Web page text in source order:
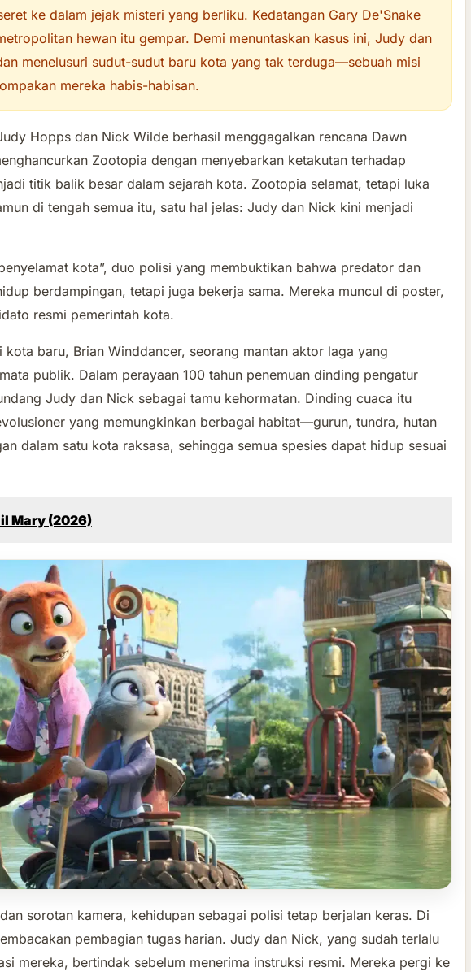
ke dalam jejak misteri yang berliku. Kedatangan Gary De'Snake
hewan itu gempar. Demi menuntaskan kasus ini, Judy dan
menelusuri sudut-sudut baru kota yang tak terduga—sebuah misi
mereka habis-habisan.
Hopps dan Nick Wilde berhasil menggagalkan rencana Dawn
Zootopia dengan menyebarkan ketakutan terhadap
titik balik besar dalam sejarah kota. Zootopia selamat, tetapi luka
di tengah semua itu, satu hal jelas: Judy dan Nick kini menjadi
kota”, duo polisi yang membuktikan bahwa predator dan
berdampingan, tetapi juga bekerja sama. Mereka muncul di poster,
resmi pemerintah kota.
baru, Brian Winddancer, seorang mantan aktor laga yang
publik. Dalam perayaan 100 tahun penemuan dinding pengatur
Judy dan Nick sebagai tamu kehormatan. Dinding cuaca itu
yang memungkinkan berbagai habitat—gurun, tundra, hutan
dalam satu kota raksasa, sehingga semua spesies dapat hidup sesuai
Mary (2026)
sorotan kamera, kehidupan sebagai polisi tetap berjalan keras. Di
pembagian tugas harian. Judy dan Nick, yang sudah terlalu
mereka, bertindak sebelum menerima instruksi resmi. Mereka pergi ke